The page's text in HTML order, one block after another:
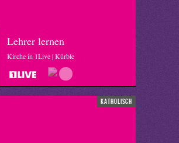
Lehrer lernen
Kirche in 1Live | Kürble
katholisch